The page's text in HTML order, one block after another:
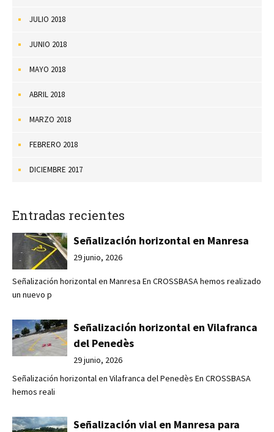
JULIO 2018
JUNIO 2018
MAYO 2018
ABRIL 2018
MARZO 2018
FEBRERO 2018
DICIEMBRE 2017
Entradas recientes
Señalización horizontal en Manresa
29 junio, 2026
Señalización horizontal en Manresa En CROSSBASA hemos realizado
un nuevo p
Señalización horizontal en Vilafranca
del Penedès
29 junio, 2026
Señalización horizontal en Vilafranca del Penedès En CROSSBASA
hemos reali
Señalización vial en Manresa para